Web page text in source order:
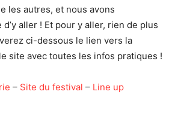
les autres, et nous avons
aller ! Et pour y aller, rien de plus
ci-dessous le lien vers la
site avec toutes les infos pratiques !
– Site du festival – Line up